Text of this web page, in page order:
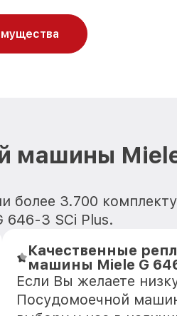
машины
более 3.700
646-3 SCi Plus.
Качественные
машины Miele G
Если Вы желаете
Посудомоечной